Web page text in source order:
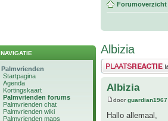
NAVIGATIE
Palmvrienden
Startpagina
Agenda
Kortingskaart
Palmvrienden forums
Palmvrienden chat
Palmvrienden wiki
Palmvrienden maps
Forumoverzicht
Albizia
Plaats een reactie
Albizia
doorguardian1967
Hallo allemaal,